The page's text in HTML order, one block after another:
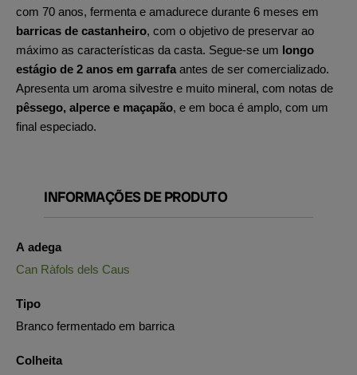
com 70 anos, fermenta e amadurece durante 6 meses em
barricas de castanheiro, com o objetivo de preservar ao
máximo as características da casta. Segue-se um longo
estágio de 2 anos em garrafa antes de ser comercializado.
Apresenta um aroma silvestre e muito mineral, com notas de
pêssego, alperce e maçapão, e em boca é amplo, com um
final especiado.
INFORMAÇÕES DE PRODUTO
A adega
Can Ràfols dels Caus
Tipo
Branco fermentado em barrica
Colheita